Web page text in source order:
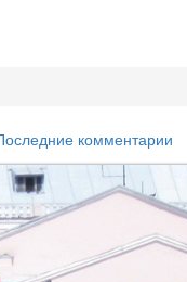
комментарии